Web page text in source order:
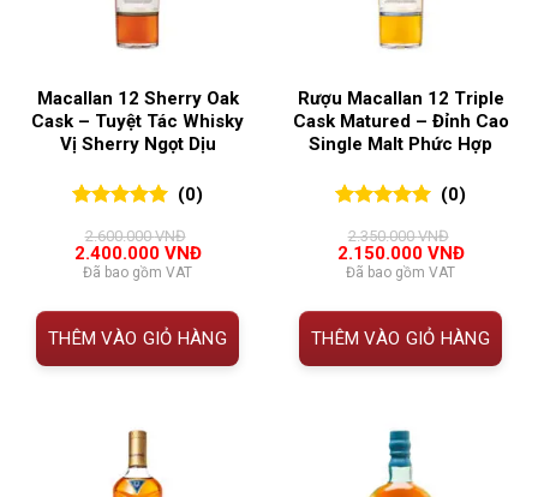
Macallan 12 Sherry Oak
Cask – Tuyệt Tác Whisky
Vị Sherry Ngọt Dịu
đánh giá
(0)
2.600.000VNĐ
Giá
gốc
2.600.000 VNĐ.
2.400.000 VNĐGiá
là:
2.400.000 VNĐ.
Đã bao gồm VAT
THÊM VÀO GIỎ HÀNG
Rượu Macallan 12 Triple
Cask Matured – Đỉnh Cao
Single Malt Phức Hợp
đánh giá
(0)
2.350.000VNĐ
Giá
gốc
2.350.000 VNĐ.
2.150.000 VNĐGiá
là:
Đã bao gồm VAT
THÊM VÀO GIỎ HÀNG